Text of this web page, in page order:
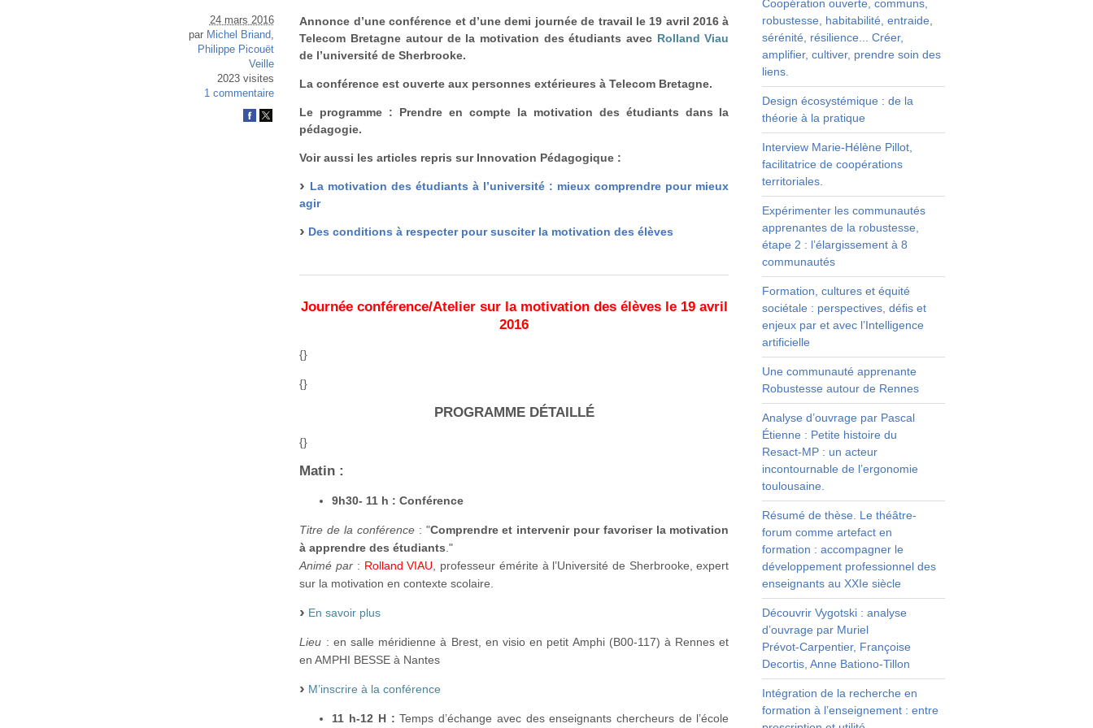
24 mars 2016
par Michel Briand
Philippe Picouët
Veille
2023 visites
1 commentaire
Annonce d’une conférence et d’une demi journée de travail le 19 avril 2016 à
Telecom Bretagne autour de la motivation des étudiants avec Rolland Viau
de l’université de Sherbrooke.
La conférence est ouverte aux personnes extérieures à Telecom Bretagne.
Le programme : Prendre en compte la motivation des étudiants dans la
pédagogie.
Voir aussi les articles repris sur Innovation Pédagogique :
La motivation des étudiants à l’université : mieux comprendre pour mieux
agir
Des conditions à respecter pour susciter la motivation des élèves
Journée conférence/Atelier sur la motivation des élèves le 19 avril
2016
{}
{}
PROGRAMME DÉTAILLÉ
{}
Matin :
9h30- 11 h : Conférence
Titre de la conférence: "Comprendre et intervenir pour favoriser la motivation
à apprendre des étudiants ."
Animé par : Rolland VIAU , professeur émérite à l’Université de Sherbrooke, expert
sur la motivation en contexte scolaire.
En savoir plus
Lieu : en salle méridienne à Brest, en visio en petit Amphi (B00-117) à Rennes et
en AMPHI BESSE à Nantes
M’inscrire à la conférence
11 h-12 H :Temps d’échange avec des enseignants chercheurs de l’école
Coopération ouverte, communs,
robustesse, habitabilité, entraide,
sérénité, résilience... Créer,
amplifier, cultiver, prendre soin des
liens.
Design écosystémique : de la
théorie à la pratique
Interview Marie-Hélène Pillot,
facilitatrice de coopérations
territoriales.
Expérimenter les communautés
apprenantes de la robustesse,
étape 2 : l’élargissement à 8
communautés
Formation, cultures et équité
sociétale : perspectives, défis et
enjeux par et avec l’Intelligence
artificielle
Une communauté apprenante
Robustesse autour de Rennes
Analyse d’ouvrage par Pascal
Étienne : Petite histoire du
Resact‑MP : un acteur
incontournable de l’ergonomie
toulousaine.
Résumé de thèse. Le théâtre-
forum comme artefact en
formation : accompagner le
développement professionnel des
enseignants au XXIe siècle
Découvrir Vygotski : analyse
d’ouvrage par Muriel
Prévot‑Carpentier, Françoise
Decortis, Anne Bationo‑Tillon
Intégration de la recherche en
formation à l’enseignement : entre